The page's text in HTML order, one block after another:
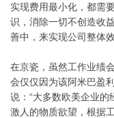
实现费用最小化，都需
识，消除一切不创造收
善中，来实现公司整体
在京瓷，虽然工作业绩
会仅仅因为该阿米巴盈
说：“大多数欧美企业的
激人的物质欲望，根据